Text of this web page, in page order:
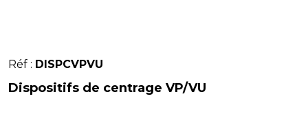
Réf : DISPCVPVU
Dispositifs de centrage VP/VU